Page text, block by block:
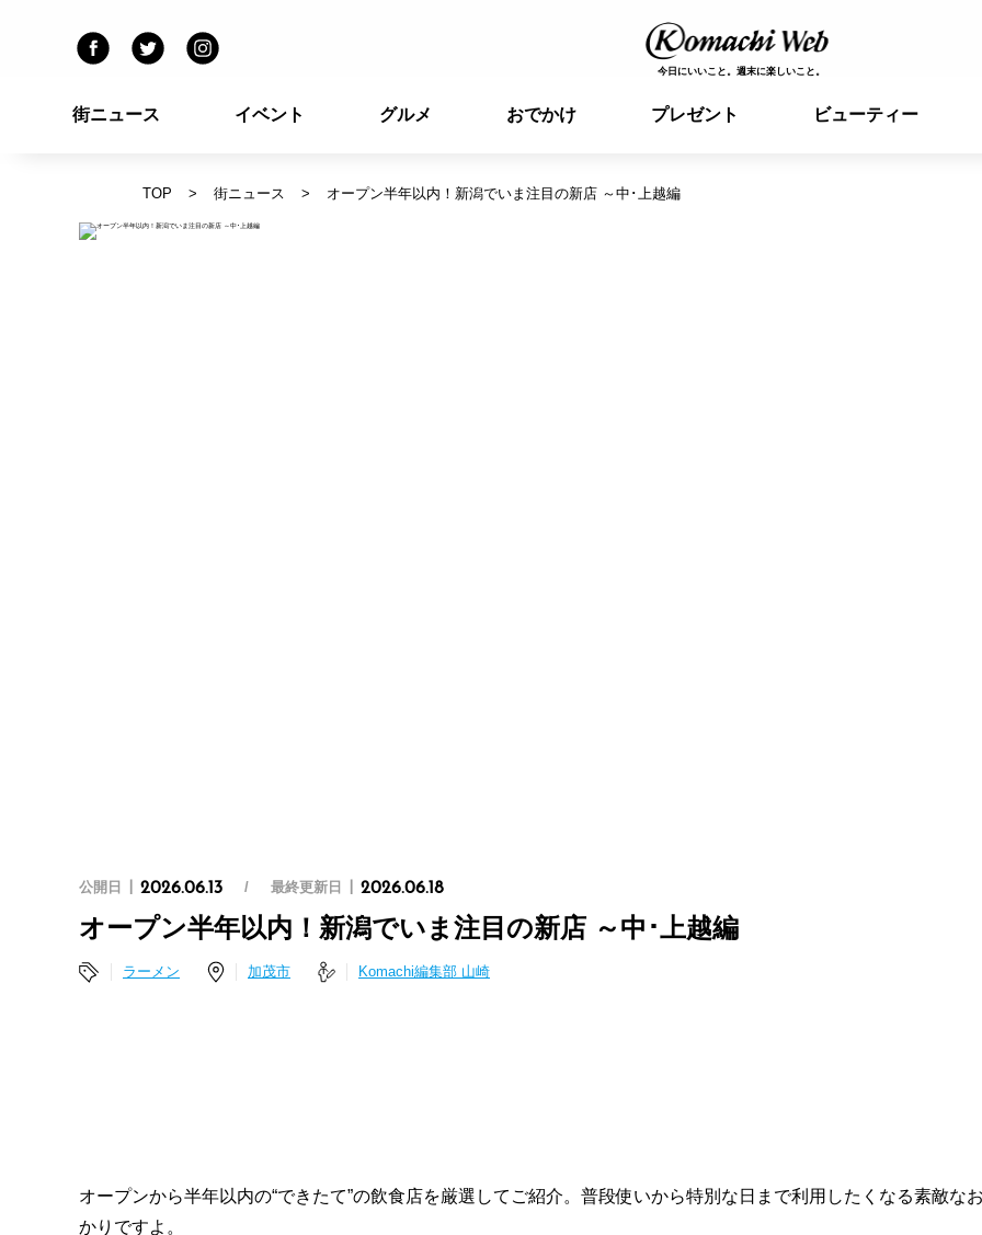
今日にいいこと。週末に楽しいこと。
街ニュース イベント グルメ おでかけ プレゼント ビューティー
TOP 街ニュース オープン半年以内！新潟でいま注目の新店 ～中･上越編
公開日 2026.06.13 最終更新日 2026.06.18
オープン半年以内！新潟でいま注目の新店 ～中･上越編
ラーメン 加茂市 Komachi編集部 山崎
オープンから半年以内の“できたて”の飲食店を厳選してご紹介。普段使いから特別な日まで利用したくなる素敵な
かりですよ。